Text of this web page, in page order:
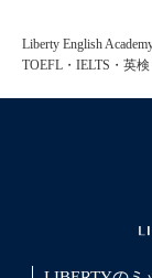
Liberty English
TOEFL・IELTS・英